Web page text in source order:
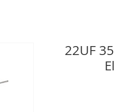
22UF